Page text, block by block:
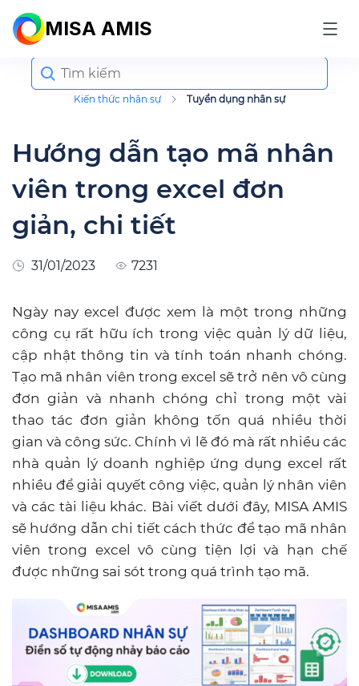
MISA AMIS
Kiến thức nhân sự Tuyển dụng nhân sự
Search
for:
Hướng dẫn tạo mã nhân
viên trong excel đơn
giản, chi tiết
31/01/2023 7231
Ngày nay excel được xem là một trong những
công cụ rất hữu ích trong việc quản lý dữ liệu,
cập nhật thông tin và tính toán nhanh chóng.
Tạo mã nhân viên trong excel sẽ trở nên vô cùng
đơn giản và nhanh chóng chỉ trong một vài
thao tác đơn giản không tốn quá nhiều thời
gian và công sức. Chính vì lẽ đó mà rất nhiều các
nhà quản lý doanh nghiệp ứng dụng excel rất
nhiều để giải quyết công việc, quản lý nhân viên
và các tài liệu khác. Bài viết dưới đây, MISA AMIS
sẽ hướng dẫn chi tiết cách thức để tạo mã nhân
viên trong excel vô cùng tiện lợi và hạn chế
được những sai sót trong quá trình tạo mã.